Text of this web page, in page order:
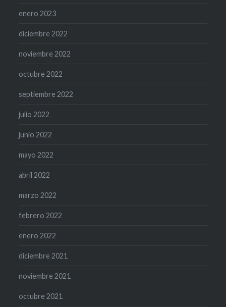
enero 2023
diciembre 2022
noviembre 2022
octubre 2022
septiembre 2022
julio 2022
junio 2022
mayo 2022
abril 2022
marzo 2022
febrero 2022
enero 2022
diciembre 2021
noviembre 2021
octubre 2021